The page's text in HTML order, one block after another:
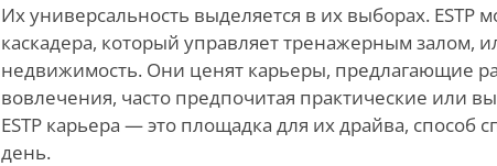
Их универсальность выделяется в их выборах. ESTP
каскадера, который управляет тренажерным залом,
недвижимость. Они ценят карьеры, предлагающие
вовлечения, часто предпочитая практические или
ESTP карьера — это площадка для их драйва, способ
день.